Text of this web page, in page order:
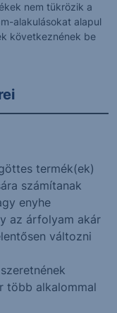
nem tükrözik a
alakulásokat alapul
következnének be
termék(ek)
számítanak
enyhe
az árfolyam akár
változni
több alkalommal